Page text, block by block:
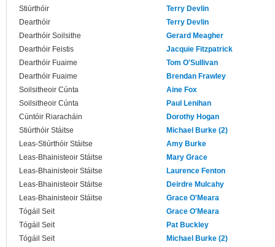
Stiúrthóir
Terry Devlin
Dearthóir
Terry Devlin
Dearthóir Soilsithe
Gerard Meagher
Dearthóir Feistis
Jacquie Fitzpatrick
Dearthóir Fuaime
Tom O'Sullivan
Dearthóir Fuaime
Brendan Frawley
Soilsitheoir Cúnta
Aine Fox
Soilsitheoir Cúnta
Paul Lenihan
Cúntóir Riaracháin
Dorothy Hogan
Stiúrthóir Stáitse
Michael Burke (2)
Leas-Stiúrthóir Stáitse
Amy Burke
Leas-Bhainisteoir Stáitse
Mary Grace
Leas-Bhainisteoir Stáitse
Laurence Fenton
Leas-Bhainisteoir Stáitse
Deirdre Mulcahy
Leas-Bhainisteoir Stáitse
Grace O'Meara
Tógáil Seit
Grace O'Meara
Tógáil Seit
Pat Buckley
Tógáil Seit
Michael Burke (2)